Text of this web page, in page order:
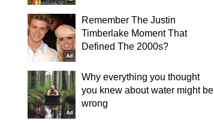
Remember The Justin
Timberlake Moment That
Defined The 2000s?
Why everything you thought
you knew about water might be
wrong